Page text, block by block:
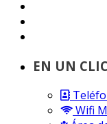
EN UN
Wifi